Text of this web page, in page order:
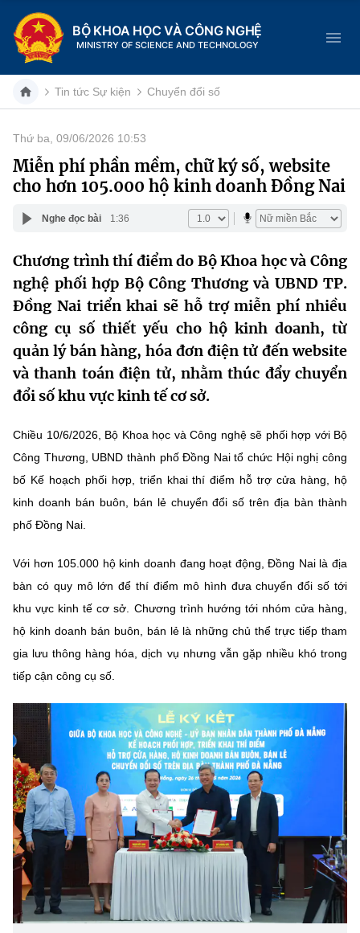
BỘ KHOA HỌC VÀ CÔNG NGHỆ
MINISTRY OF SCIENCE AND TECHNOLOGY
Danh mục
Trang chủ
Giới thiệu
Chức năng nhiệm vụ
Cơ cấu tổ chức
Lịch sử phát triển
Sở Khoa học và Công nghệ
Tin tức sự kiện
Khoa học và Công nghệ
Đổi mới sáng tạo
Sở hữu trí tuệ
Tiêu chuẩn, đo lường, chất lượng
Tin tổng hợp
Dịch vụ công
Hệ thống văn bản
Văn bản QPPL
Lấy ý kiến người dân về dự thảo VBQPPL
MST IOFFICE
Khoa học và Công nghệ
Chuyển đổi số
Bưu chính, Viễn thông
Sở hữu trí tuệ
Tiêu chuẩn, đo lường, chất lượng
Multimedia
THƯ ĐIỆN TỬ
Khác
Infographic
Voice
Chọn ngôn ngữ
Vietnamese English
BỘ KHOA HỌC VÀ CÔNG NGHỆ
MINISTRY OF SCIENCE AND TECHNOLOGY
Điều khoản sử dụng Theo dõi MST: Góp ý
Tin tức Sự kiện Chuyển đổi số
Thứ ba, 09/06/2026 10:53
Miễn phí phần mềm, chữ ký số, website
cho hơn 105.000 hộ kinh doanh Đồng Nai
Nghe đọc bài 1:36
Chương trình thí điểm do Bộ Khoa học và Công
nghệ phối hợp Bộ Công Thương và UBND TP.
Đồng Nai triển khai sẽ hỗ trợ miễn phí nhiều
công cụ số thiết yếu cho hộ kinh doanh, từ
quản lý bán hàng, hóa đơn điện tử đến website
và thanh toán điện tử, nhằm thúc đẩy chuyển
đổi số khu vực kinh tế cơ sở.
Chiều 10/6/2026, Bộ Khoa học và Công nghệ sẽ phối hợp với Bộ
Công Thương, UBND thành phố Đồng Nai tổ chức Hội nghị công
bố Kế hoạch phối hợp, triển khai thí điểm hỗ trợ cửa hàng, hộ
kinh doanh bán buôn, bán lẻ chuyển đổi số trên địa bàn thành
phố Đồng Nai.
Với hơn 105.000 hộ kinh doanh đang hoạt động, Đồng Nai là địa
bàn có quy mô lớn để thí điểm mô hình đưa chuyển đổi số tới
khu vực kinh tế cơ sở. Chương trình hướng tới nhóm cửa hàng,
hộ kinh doanh bán buôn, bán lẻ là những chủ thể trực tiếp tham
gia lưu thông hàng hóa, dịch vụ nhưng vẫn gặp nhiều khó trong
tiếp cận công cụ số.